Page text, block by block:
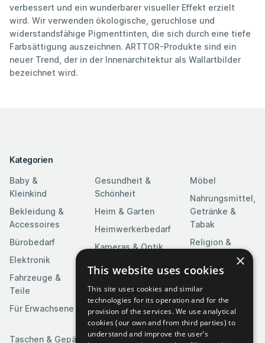
verbessert und ein wunderbarer visueller Effekt erzielt
wird. Wir verwenden ökologische, geruchlose und
widerstandsfähige Pigmenttinten, die sich durch eine tiefe
Farbsättigung auszeichnen. ARTTOR-Produkte sind ein
neuer Trend, der in der Innenarchitektur als Wallartbilder
bezeichnet wird.
Kategorien
Baby &
Kleinkind
Bekleidung &
Accessoires
Bürobedarf
Elektronik
Fahrzeuge &
Teile
Für Erwachsene
Gesundheit &
Schönheit
Heim & Garten
Heimwerkerbedarf
Kameras & Optik
Kunst &
Unterhaltung
Medien
Möbel
Nahrungsmittel,
Getränke &
Tabak
Religion &
Feierlichkeiten
Software
Spielzeuge &
Spiele
Sportartikel
Taschen & Gepäck
×
This website uses cookies
This site uses cookies and similar
technologies for its operation and for the
provision of the services. We use analytical
cookies (our own and from third parties) to
understand and improve the user’s